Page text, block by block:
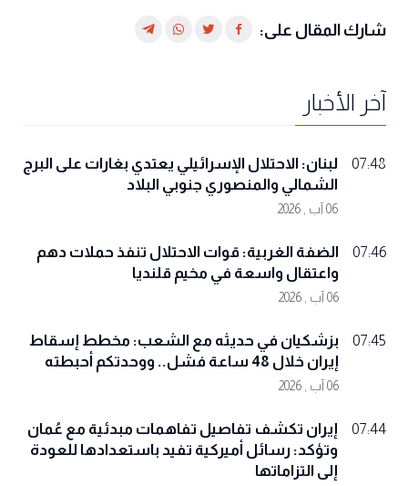
شارك المقال على:
آخر الأخبار
07:48
لبنان: الاحتلال الإسرائيلي يعتدي بغارات على البرج
الشمالي والمنصوري جنوبي البلاد
06 آب , 2026
07:46
الضفة الغربية: قوات الاحتلال تنفذ حملات دهم
واعتقال واسعة في مخيم قلنديا
06 آب , 2026
07:45
بزشكيان في حديثه مع الشعب: مخطط إسقاط
إيران خلال 48 ساعة فشل.. ووحدتكم أحبطته
06 آب , 2026
07:44
إيران تكشف تفاصيل تفاهمات مبدئية مع عُمان
وتؤكد: رسائل أميركية تفيد باستعدادها للعودة
إلى التزاماتها